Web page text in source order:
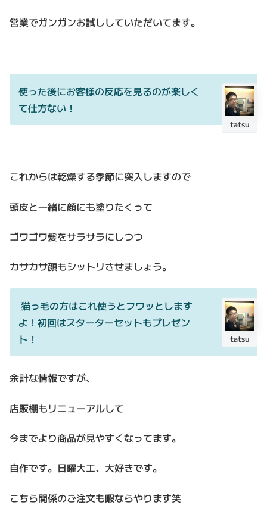
営業でガンガンお試ししていただいてます。
tatsu
使った後にお客様の反応を見るのが楽しく
て仕方ない！
これからは乾燥する季節に突入しますので
頭皮と一緒に顔にも塗りたくって
ゴワゴワ髪をサラサラにしつつ
カサカサ顔もシットリさせましょう。
tatsu
猫っ毛の方はこれ使うとフワッとします
よ！初回はスターターセットもプレゼン
ト！
余計な情報ですが、
店販棚もリニューアルして
今までより商品が見やすくなってます。
自作です。日曜大工、大好きです。
こちら関係のご注文も暇ならやります笑